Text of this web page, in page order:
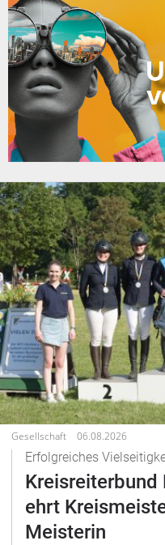
Gesellschaft 06.08.2026
Erfolgreiches
Kreisreiterbund
ehrt
Meisterin